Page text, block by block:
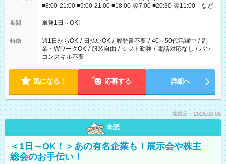
■8:00-21:00 ■9:00-21:00 ■18:00-翌7:00 ■20:30-翌11:00 など
期間 単発1日～OK!
特徴 週1日からOK / 日払いOK / 履歴書不要 / 40～50代活躍中 / 副
業・WワークOK / 服装自由 / シフト勤務 / 電話対応なし / パソ
コンスキル不要
気になる！ 応募する 詳細へ
掲載日：2026.08.08
未読
＜1日～OK！＞あの有名企業も！展示会や株主
総会のお手伝い！